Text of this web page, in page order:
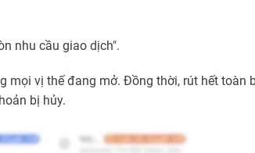
nhu cầu giao dịch".
mọi vị thế đang mở. Đồng thời, rút hết toàn
bị hủy.